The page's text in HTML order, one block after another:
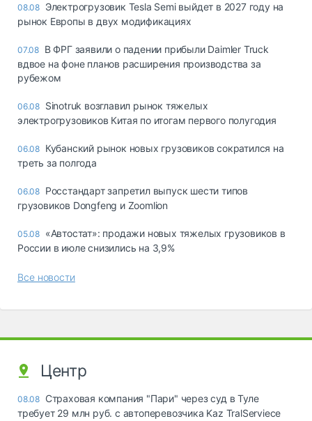
08.08 Электрогрузовик Tesla Semi выйдет в 2027 году на
рынок Европы в двух модификациях
07.08 В ФРГ заявили о падении прибыли Daimler Truck
вдвое на фоне планов расширения производства за
рубежом
06.08 Sinotruk возглавил рынок тяжелых
электрогрузовиков Китая по итогам первого полугодия
06.08 Кубанский рынок новых грузовиков сократился на
треть за полгода
06.08 Росстандарт запретил выпуск шести типов
грузовиков Dongfeng и Zoomlion
05.08 «Автостат»: продажи новых тяжелых грузовиков в
России в июле снизились на 3,9%
Все новости
Центр
08.08 Страховая компания "Пари" через суд в Туле
требует 29 млн руб. с автоперевозчика Kaz TralServiece